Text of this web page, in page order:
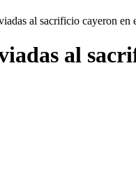
al sacrificio cayeron en
al